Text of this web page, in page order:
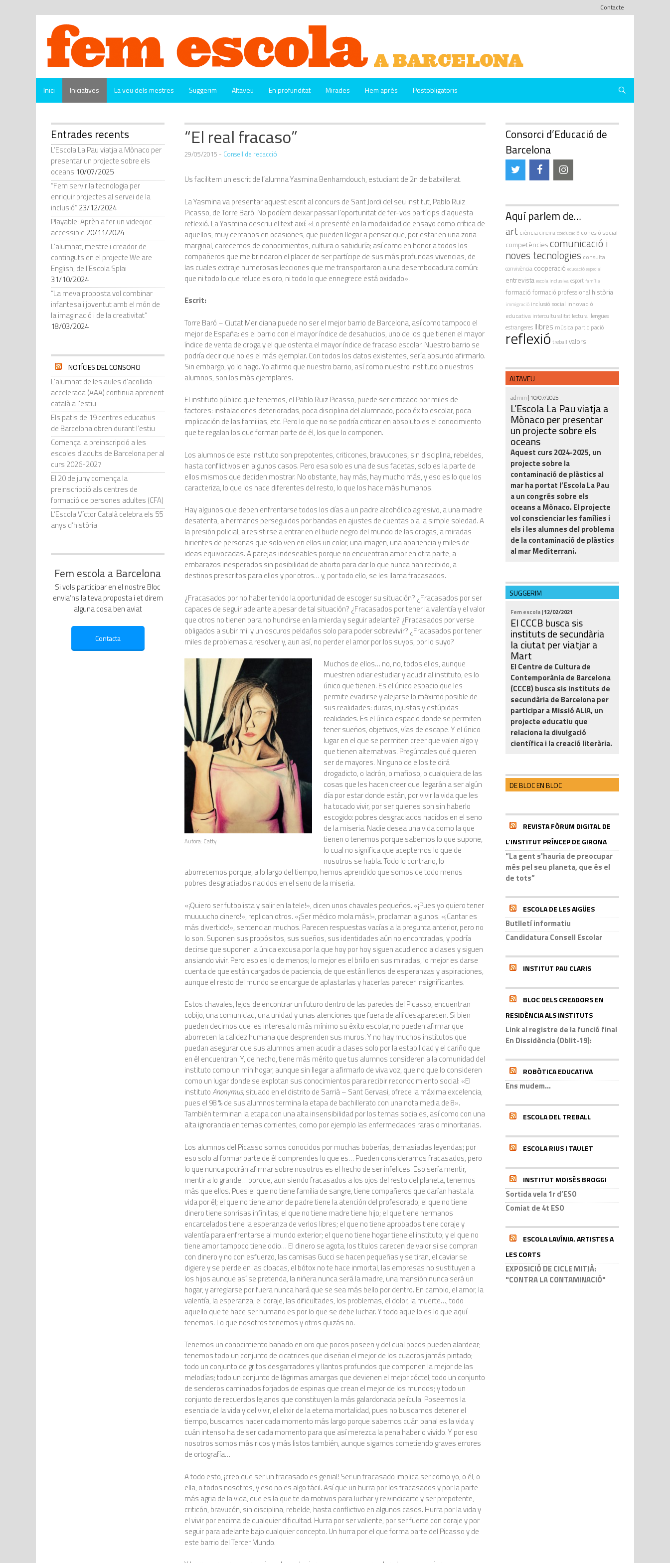
Contacte
Inici Iniciatives La veu dels mestres Suggerim Altaveu En profunditat Mirades Hem après Postobligatoris
“El real fracaso”
29/05/2015 - Consell de redacció
Us facilitem un escrit de l’alumna Yasmina Benhamdouch, estudiant de 2n de batxillerat.
La Yasmina va presentar aquest escrit al concurs de Sant Jordi del seu institut, Pablo Ruiz
Picasso, de Torre Baró. No podíem deixar passar l’oportunitat de fer-vos partícips d’aquesta
reflexió. La Yasmina descriu el text així: «Lo presenté en la modalidad de ensayo como crítica de
aquellos, muy cercanos en ocasiones, que pueden llegar a pensar que, por estar en una zona
marginal, carecemos de conocimientos, cultura o sabiduría; así como en honor a todos los
compañeros que me brindaron el placer de ser partícipe de sus más profundas vivencias, de
las cuales extraje numerosas lecciones que me transportaron a una desembocadura común:
que ni todo lo que reluce es oro, ni todo lo que ennegrece está oxidado».
Escrit:
Torre Baró – Ciutat Meridiana puede no ser el mejor barrio de Barcelona, así como tampoco el
mejor de España: es el barrio con el mayor índice de desahucios, uno de los que tienen el mayor
índice de venta de droga y el que ostenta el mayor índice de fracaso escolar. Nuestro barrio se
podría decir que no es el más ejemplar. Con todos los datos existentes, sería absurdo afirmarlo.
Sin embargo, yo lo hago. Yo afirmo que nuestro barrio, así como nuestro instituto o nuestros
alumnos, son los más ejemplares.
El instituto público que tenemos, el Pablo Ruiz Picasso, puede ser criticado por miles de
factores: instalaciones deterioradas, poca disciplina del alumnado, poco éxito escolar, poca
implicación de las familias, etc. Pero lo que no se podría criticar en absoluto es el conocimiento
que te regalan los que forman parte de él, los que lo componen.
Los alumnos de este instituto son prepotentes, criticones, bravucones, sin disciplina, rebeldes,
hasta conflictivos en algunos casos. Pero esa solo es una de sus facetas, solo es la parte de
ellos mismos que deciden mostrar. No obstante, hay más, hay mucho más, y eso es lo que los
caracteriza, lo que los hace diferentes del resto, lo que los hace más humanos.
Hay algunos que deben enfrentarse todos los días a un padre alcohólico agresivo, a una madre
desatenta, a hermanos perseguidos por bandas en ajustes de cuentas o a la simple soledad. A
la presión policial, a resistirse a entrar en el bucle negro del mundo de las drogas, a miradas
hirientes de personas que solo ven en ellos un color, una imagen, una apariencia y miles de
ideas equivocadas. A parejas indeseables porque no encuentran amor en otra parte, a
embarazos inesperados sin posibilidad de aborto para dar lo que nunca han recibido, a
destinos prescritos para ellos y por otros… y, por todo ello, se les llama fracasados.
¿Fracasados por no haber tenido la oportunidad de escoger su situación? ¿Fracasados por ser
capaces de seguir adelante a pesar de tal situación? ¿Fracasados por tener la valentía y el valor
que otros no tienen para no hundirse en la mierda y seguir adelante? ¿Fracasados por verse
obligados a subir mil y un oscuros peldaños solo para poder sobrevivir? ¿Fracasados por tener
miles de problemas a resolver y, aun así, no perder el amor por los suyos, por lo suyo?
Autora: Catty
Muchos de ellos… no, no, todos ellos, aunque
muestren odiar estudiar y acudir al instituto, es lo
único que tienen. Es el único espacio que les
permite evadirse y alejarse lo máximo posible de
sus realidades: duras, injustas y estúpidas
realidades. Es el único espacio donde se permiten
tener sueños, objetivos, vías de escape. Y el único
lugar en el que se permiten creer que valen algo y
que tienen alternativas. Pregúntales qué quieren
ser de mayores. Ninguno de ellos te dirá
drogadicto, o ladrón, o mafioso, o cualquiera de las
cosas que les hacen creer que llegarán a ser algún
día por estar donde están, por vivir la vida que les
ha tocado vivir, por ser quienes son sin haberlo
escogido: pobres desgraciados nacidos en el seno
de la miseria. Nadie desea una vida como la que
tienen o tenemos porque sabemos lo que supone,
lo cual no significa que aceptemos lo que de
nosotros se habla. Todo lo contrario, lo
aborrecemos porque, a lo largo del tiempo, hemos aprendido que somos de todo menos
pobres desgraciados nacidos en el seno de la miseria.
«¡Quiero ser futbolista y salir en la tele!», dicen unos chavales pequeños. «¡Pues yo quiero tener
muuuucho dinero!», replican otros. «¡Ser médico mola más!», proclaman algunos. «¡Cantar es
más divertido!», sentencian muchos. Parecen respuestas vacías a la pregunta anterior, pero no
lo son. Suponen sus propósitos, sus sueños, sus identidades aún no encontradas, y podría
decirse que suponen la única excusa por la que hoy por hoy siguen acudiendo a clases y siguen
ansiando vivir. Pero eso es lo de menos; lo mejor es el brillo en sus miradas, lo mejor es darse
cuenta de que están cargados de paciencia, de que están llenos de esperanzas y aspiraciones,
aunque el resto del mundo se encargue de aplastarlas y hacerlas parecer insignificantes.
Estos chavales, lejos de encontrar un futuro dentro de las paredes del Picasso, encuentran
cobijo, una comunidad, una unidad y unas atenciones que fuera de allí desaparecen. Si bien
pueden decirnos que les interesa lo más mínimo su éxito escolar, no pueden afirmar que
aborrecen la calidez humana que desprenden sus muros. Y no hay muchos institutos que
puedan asegurar que sus alumnos amen acudir a clases solo por la estabilidad y el cariño que
en él encuentran. Y, de hecho, tiene más mérito que tus alumnos consideren a la comunidad del
instituto como un minihogar, aunque sin llegar a afirmarlo de viva voz, que no que lo consideren
como un lugar donde se explotan sus conocimientos para recibir reconocimiento social: «El
institutoAnonymus, situado en el distrito de Sarrià – Sant Gervasi, ofrece la máxima excelencia,
pues el 98 % de sus alumnos termina la etapa de bachillerato con una nota media de 8».
También terminan la etapa con una alta insensibilidad por los temas sociales, así como con una
alta ignorancia en temas corrientes, como por ejemplo las enfermedades raras o minoritarias.
Los alumnos del Picasso somos conocidos por muchas boberías, demasiadas leyendas; por
eso solo al formar parte de él comprendes lo que es… Pueden considerarnos fracasados, pero
lo que nunca podrán afirmar sobre nosotros es el hecho de ser infelices. Eso sería mentir,
mentir a lo grande… porque, aun siendo fracasados a los ojos del resto del planeta, tenemos
más que ellos. Pues el que no tiene familia de sangre, tiene compañeros que darían hasta la
vida por él; el que no tiene amor de padre tiene la atención del profesorado; el que no tiene
dinero tiene sonrisas infinitas; el que no tiene madre tiene hijo; el que tiene hermanos
encarcelados tiene la esperanza de verlos libres; el que no tiene aprobados tiene coraje y
valentía para enfrentarse al mundo exterior; el que no tiene hogar tiene el instituto; y el que no
tiene amor tampoco tiene odio… El dinero se agota, los títulos carecen de valor si se compran
con dinero y no con esfuerzo, las camisas Gucci se hacen pequeñas y se tiran, el caviar se
digiere y se pierde en las cloacas, el bótox no te hace inmortal, las empresas no sustituyen a
los hijos aunque así se pretenda, la niñera nunca será la madre, una mansión nunca será un
hogar, y arreglarse por fuera nunca hará que se sea más bello por dentro. En cambio, el amor, la
valentía, la esperanza, el coraje, las dificultades, los problemas, el dolor, la muerte…, todo
aquello que te hace ser humano es por lo que se debe luchar. Y todo aquello es lo que aquí
tenemos. Lo que nosotros tenemos y otros quizás no.
Tenemos un conocimiento bañado en oro que pocos poseen y del cual pocos pueden alardear;
tenemos todo un conjunto de cicatrices que diseñan el mejor de los cuadros jamás pintado;
todo un conjunto de gritos desgarradores y llantos profundos que componen la mejor de las
melodías; todo un conjunto de lágrimas amargas que devienen el mejor cóctel; todo un conjunto
de senderos caminados forjados de espinas que crean el mejor de los mundos; y todo un
conjunto de recuerdos lejanos que constituyen la más galardonada película. Poseemos la
esencia de la vida y del vivir, el elixir de la eterna mortalidad, pues no buscamos detener el
tiempo, buscamos hacer cada momento más largo porque sabemos cuán banal es la vida y
cuán intenso ha de ser cada momento para que así merezca la pena haberlo vivido. Y por eso
nosotros somos más ricos y más listos también, aunque sigamos cometiendo graves errores
de ortografía…
A todo esto, ¡creo que ser un fracasado es genial! Ser un fracasado implica ser como yo, o él, o
ella, o todos nosotros, y eso no es algo fácil. Así que un hurra por los fracasados y por la parte
más agria de la vida, que es la que te da motivos para luchar y reivindicarte y ser prepotente,
criticón, bravucón, sin disciplina, rebelde, hasta conflictivo en algunos casos. Hurra por la vida y
el vivir por encima de cualquier dificultad. Hurra por ser valiente, por ser fuerte con coraje y por
seguir para adelante bajo cualquier concepto. Un hurra por el que forma parte del Picasso y de
este barrio del Tercer Mundo.
Entrades recents
L’Escola La Pau viatja a Mònaco per
presentar un projecte sobre els
oceans 10/07/2025
“Fem servir la tecnologia per
enriquir projectes al servei de la
inclusió”23/12/2024
Playable: Aprèn a fer un videojoc
accessible 20/11/2024
L’alumnat, mestre i creador de
continguts en el projecte We are
English, de l’Escola Splai
31/10/2024
“La meva proposta vol combinar
infantesa i joventut amb el món de
la imaginació i de la creativitat”
18/03/2024
NOTÍCIES DEL CONSORCI
L’alumnat de les aules d’acollida
accelerada (AAA) continua aprenent
català a l'estiu
Els patis de 19 centres educatius
de Barcelona obren durant l’estiu
Comença la preinscripció a les
escoles d’adults de Barcelona per al
curs 2026-2027
El 20 de juny comença la
preinscripció als centres de
formació de persones adultes (CFA)
L’Escola Víctor Català celebra els 55
anys d’història
Fem escola a Barcelona
Si vols participar en el nostre Bloc
envia’ns la teva proposta i et direm
alguna cosa ben aviat
Consorci d’Educació de
Barcelona
Aquí parlem de…
art ciènciacinemacoeducació cohesió social
competènciescomunicació i
noves tecnologies consulta
convivència cooperació educació especial
entrevistaescola inclusivaesport família
formació formació professional història
immigració inclusió social innovació
educativa interculturalitat lectura llengües
estrangeres llibres música participació
reflexió treball valors
ALTAVEU
admin | 10/07/2025
L’Escola La Pau viatja a
Mònaco per presentar
un projecte sobre els
oceans
Aquest curs 2024-2025, un
projecte sobre la
contaminació de plàstics al
mar ha portat l’Escola La Pau
a un congrés sobre els
oceans a Mònaco. El projecte
vol conscienciar les famílies i
els i les alumnes del problema
de la contaminació de plàstics
al mar Mediterrani.
SUGGERIM
Fem escola| 12/02/2021
El CCCB busca sis
instituts de secundària
la ciutat per viatjar a
Mart
El Centre de Cultura de
Contemporània de Barcelona
(CCCB) busca sis instituts de
secundària de Barcelona per
participar a Missió ALIA, un
projecte educatiu que
relaciona la divulgació
científica i la creació literària.
DE BLOC EN BLOC
REVISTA FÒRUM DIGITAL DE
L’INSTITUT PRÍNCEP DE GIRONA
“La gent s'hauria de preocupar
més pel seu planeta, que és el
de tots”
ESCOLA DE LES AIGÜES
Butlletí informatiu
Candidatura Consell Escolar
INSTITUT PAU CLARIS
BLOC DELS CREADORS EN
RESIDÈNCIA ALS INSTITUTS
Link al registre de la funció final
En Dissidència (Oblit-19):
ROBÒTICA EDUCATIVA
Ens mudem...
ESCOLA DEL TREBALL
ESCOLA RIUS I TAULET
INSTITUT MOISÈS BROGGI
Sortida vela 1r d’ESO
Comiat de 4t ESO
ESCOLA LAVÍNIA. ARTISTES A
LES CORTS
EXPOSICIÓ DE CICLE MITJÀ:
"CONTRA LA CONTAMINACIÓ"